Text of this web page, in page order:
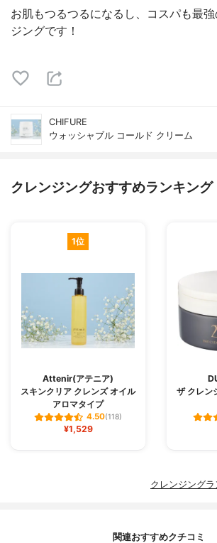
お肌もつるつるになるし、コスパも最
ジングです！
CHIFURE
ウォッシャブル コールド クリーム
クレンジングおすすめランキング
1位
Attenir(アテニア)
スキンクリア クレンズ オイル
アロマタイプ
4.50(118)
¥1,529
ザ クレン
クレンジング
関連おすすめクチコミ